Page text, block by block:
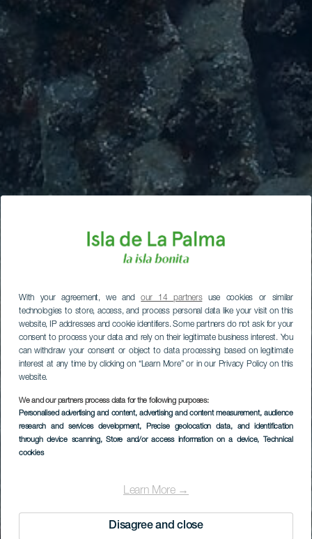
With your agreement, we andour 14 partnersuse cookies or similar
technologies to store, access, and process personal data like your visit on this
website, IP addresses and cookie identifiers. Some partners do not ask for your
consent to process your data and rely on their legitimate business interest. You
can withdraw your consent or object to data processing based on legitimate
interest at any time by clicking on “Learn More” or in our Privacy Policy on this
website.
We and our partners process data for the following purposes:
Personalised advertising and content, advertising and content measurement, audience
research and services development, Precise geolocation data, and identification
through device scanning, Store and/or access information on a device, Technical
cookies
Learn More →
Disagree and close